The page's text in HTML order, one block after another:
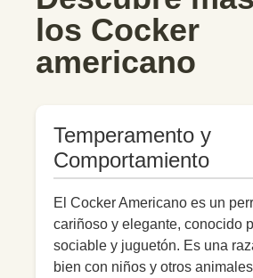
los Cocker
americano
Temperamento y
Comportamiento
El Cocker Americano es un
cariñoso y elegante, conocido
sociable y juguetón. Es una
bien con niños y otros